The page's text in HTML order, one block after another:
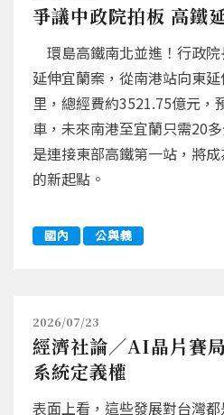
爭議中政院拍板 高鐵
環島高鐵南北並進！行政
延伸宜蘭案，從南港站向東
里，總經費約3521.75億元，
車，未來南港至宜蘭只需20
是連接東部高鐵第一站，將
的新起點。
國內 公與義
2026/07/23
經濟社論／AI晶片賽
系統定義權
表面上看，這些發展對台灣